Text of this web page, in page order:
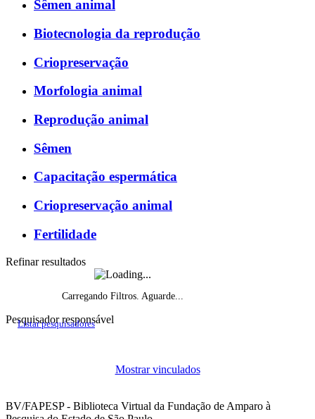
Sêmen animal
Biotecnologia da reprodução
Criopreservação
Morfologia animal
Reprodução animal
Sêmen
Capacitação espermática
Criopreservação animal
Fertilidade
Refinar resultados
Carregando Filtros. Aguarde...
Pesquisador responsável
Listar pesquisadores
Mostrar vinculados
BV/FAPESP - Biblioteca Virtual da Fundação de Amparo à